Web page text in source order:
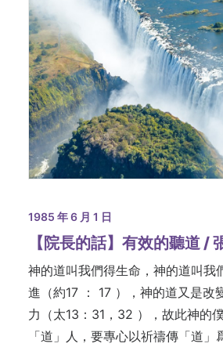
1985 年 6 月 1 日
【院長的話】有效的聽道 /
神的道叫我們得生命，神的道叫我
進（約17 ： 17 ），神的道又是改
力（太13：31，32 ），故此神的
「道」人，要專心以祈禱傳「道」